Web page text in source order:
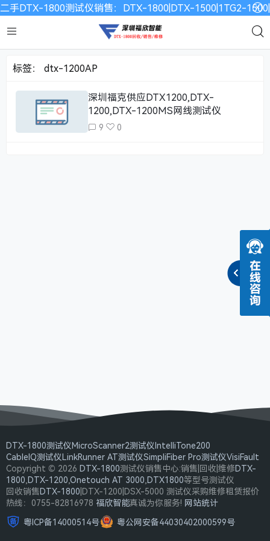
二手DTX-1800测试仪销售：DTX-1800|DTX-1500|1TG2-
标签： dtx-1200AP
深圳福克供应DTX1200,DTX-
1200,DTX-1200MS网线测试仪
9 0
DTX-1800测试仪MicroScanner2测试仪IntelliTone200
CableIQ测试仪LinkRunner AT测试仪SimpliFiber Pro测试仪VisiFault
Copyright © 2026 DTX-1800测试仪销售中心:销售|回收|维修DTX-
1800,DTX-1200,Onetouch AT 3000,DTX1800等型号测试仪
回收销售DTX-1800|DTX-1200|DSX-5000 测试仪采购维修租赁报价
热线：0755-82816978 福欣智能真诚为你服务! 网站统计
粤ICP备14000514号
粤公网安备44030402000599号